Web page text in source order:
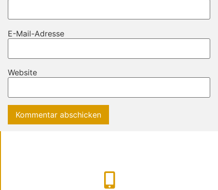
E-Mail-Adresse
Website